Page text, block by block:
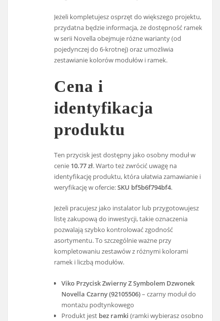
Jeżeli kompletujesz osprzęt do większego projektu,
przydatna będzie informacja, że dostępność ramek
w serii Novella obejmuje różne warianty (od
pojedynczej do 6-krotnej) oraz umożliwia
zestawianie kolorów modułów i ramek.
Cena i
identyfikacja
produktu
Ten przycisk jest dostępny jako osobny moduł w
cenie 10.77 zł. Warto też zwrócić uwagę na
identyfikację produktu, która ułatwia zamawianie i
weryfikację w ofercie:SKU bf5b6f794bf4.
Jeżeli pracujesz jako instalator lub przygotowujesz
listę zakupową do inwestycji, takie oznaczenia
pozwalają szybko kontrolować zgodność
asortymentu. To szczególnie ważne przy
kompletowaniu zestawów z różnymi kolorami
ramek i liczbą modułów.
Viko Przycisk Zwierny Z Symbolem Dzwonek
Novella Czarny (92105506)– czarny moduł do
montażu podtynkowego
Produkt jest bez ramki (ramki wybierasz osobno